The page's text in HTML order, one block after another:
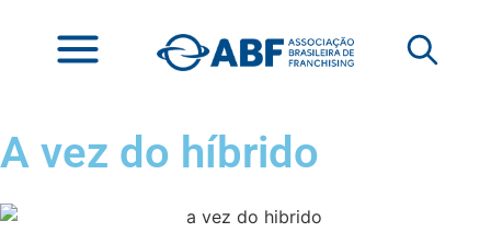
A vez do híbrido